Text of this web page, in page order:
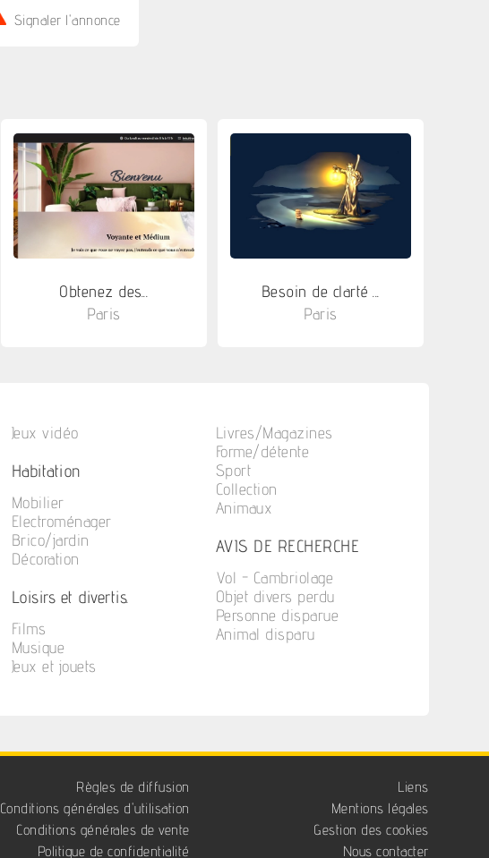
Signaler l'annonce
Obtenez des...
Paris
Besoin de clarté ...
Paris
Jeux vidéo
Habitation
Mobilier
Electroménager
Brico/jardin
Décoration
Loisirs et divertis.
Films
Musique
Jeux et jouets
Livres/Magazines
Forme/détente
Sport
Collection
Animaux
AVIS DE RECHERCHE
Vol - Cambriolage
Objet divers perdu
Personne disparue
Animal disparu
Règles de diffusion
Conditions générales d'utilisation
Conditions générales de vente
Politique de confidentialité
Liens
Mentions légales
Gestion des cookies
Nous contacter